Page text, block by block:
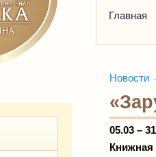
Главная
Новости
05.03 –
Книжная